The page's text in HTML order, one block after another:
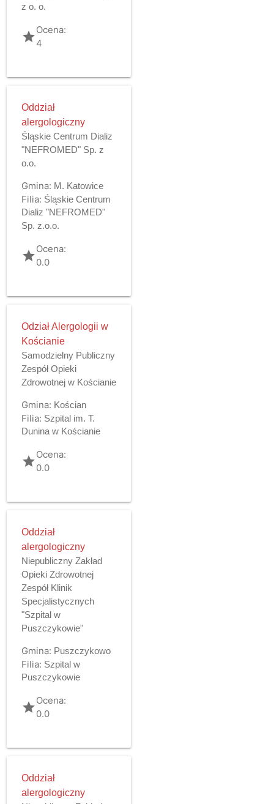
z o. o.
gradeOcena:
4
Oddział
alergologiczny
Śląskie Centrum Dializ
"NEFROMED" Sp. z
o.o.
Gmina: M. Katowice
Filia: Śląskie Centrum
Dializ "NEFROMED"
Sp. z.o.o.
gradeOcena:
0.0
Odział Alergologii w
Kościanie
Samodzielny Publiczny
Zespół Opieki
Zdrowotnej w Kościanie
Gmina: Kościan
Filia: Szpital im. T.
Dunina w Kościanie
gradeOcena:
0.0
Oddział
alergologiczny
Niepubliczny Zakład
Opieki Zdrowotnej
Zespół Klinik
Specjalistycznych
"Szpital w
Puszczykowie"
Gmina: Puszczykowo
Filia: Szpital w
Puszczykowie
gradeOcena:
0.0
Oddział
alergologiczny